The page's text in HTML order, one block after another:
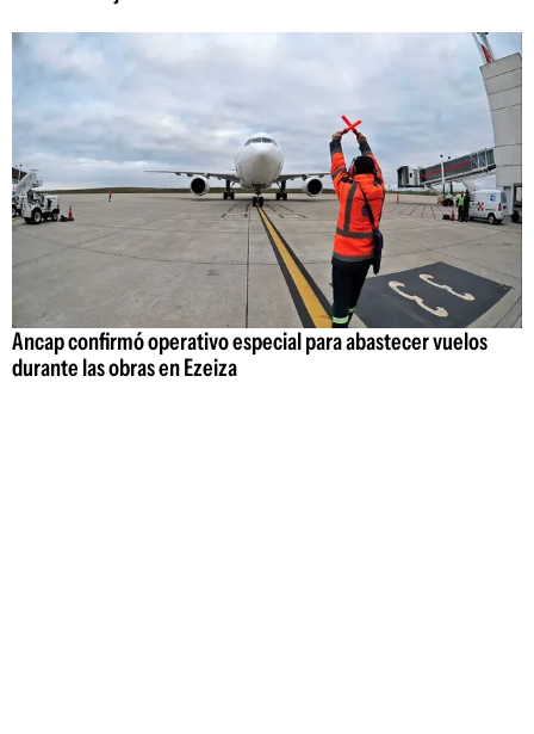
Ancap confirmó operativo especial para abastecer vuelos
durante las obras en Ezeiza